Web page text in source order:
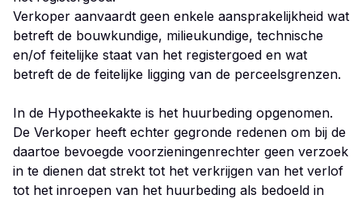
Verkoper aanvaardt geen enkele aansprakelijkheid wat
betreft de bouwkundige, milieukundige, technische
en/of feitelijke staat van het registergoed en wat
betreft de de feitelijke ligging van de perceelsgrenzen.
In de Hypotheekakte is het huurbeding opgenomen.
De Verkoper heeft echter gegronde redenen om bij de
daartoe bevoegde voorzieningenrechter geen verzoek
in te dienen dat strekt tot het verkrijgen van het verlof
tot het inroepen van het huurbeding als bedoeld in